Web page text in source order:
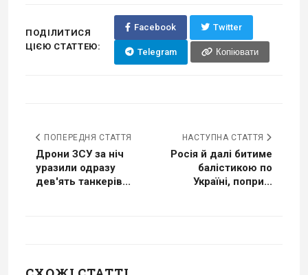
ПОДІЛИТИСЯ
ЦІЄЮ СТАТТЕЮ:
Facebook Twitter
Telegram Копіювати
ПОПЕРЕДНЯ СТАТТЯ
Дрони ЗСУ за ніч
уразили одразу
дев'ять танкерів...
НАСТУПНА СТАТТЯ
Росія й далі битиме
балістикою по
Україні, попри...